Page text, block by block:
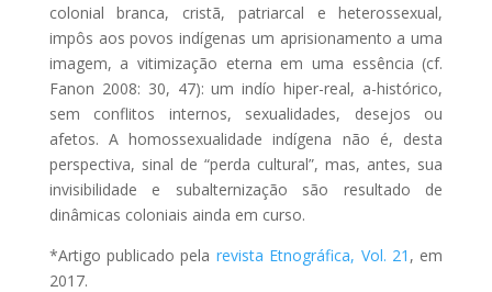
colonial branca, cristã, patriarcal e heterossexual,
impôs aos povos indígenas um aprisionamento a uma
imagem, a vitimização eterna em uma essência (cf.
Fanon 2008: 30, 47): um indío hiper-real, a-histórico,
sem conflitos internos, sexualidades, desejos ou
afetos. A homossexualidade indígena não é, desta
perspectiva, sinal de “perda cultural”, mas, antes, sua
invisibilidade e subalternização são resultado de
dinâmicas coloniais ainda em curso.
*Artigo publicado pela revista Etnográfica, Vol. 21 , em
2017.